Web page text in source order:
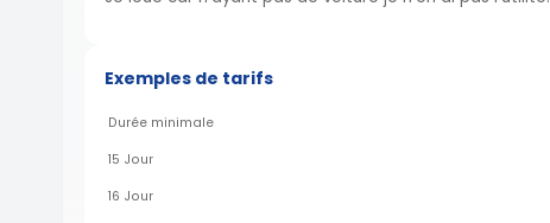
Exemples de tarifs
Durée minimale
15 Jour
16 Jour